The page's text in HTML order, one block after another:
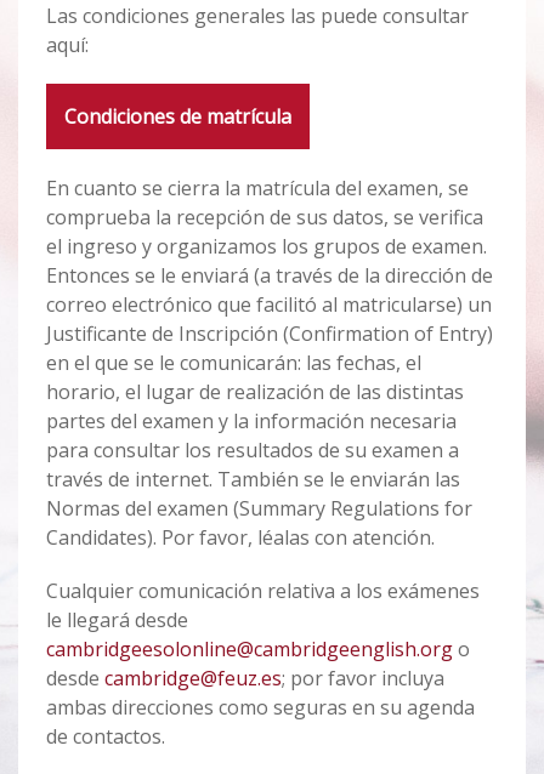
Las condiciones generales las puede consultar
aquí:
Condiciones de matrícula
En cuanto se cierra la matrícula del examen, se
comprueba la recepción de sus datos, se verifica
el ingreso y organizamos los grupos de examen.
Entonces se le enviará (a través de la dirección de
correo electrónico que facilitó al matricularse) un
Justificante de Inscripción (Confirmation of Entry)
en el que se le comunicarán: las fechas, el
horario, el lugar de realización de las distintas
partes del examen y la información necesaria
para consultar los resultados de su examen a
través de internet. También se le enviarán las
Normas del examen (Summary Regulations for
Candidates). Por favor, léalas con atención.
Cualquier comunicación relativa a los exámenes
le llegará desde
cambridgeesolonline@cambridgeenglish.orgo
desde cambridge@feuz.es; por favor incluya
ambas direcciones como seguras en su agenda
de contactos.